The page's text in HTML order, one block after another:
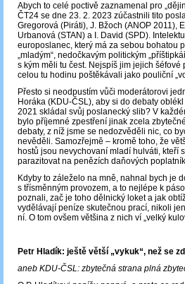
Abych to celé poctivě zaznamenal pro
ČT24 se dne 23. 2. 2023 zúčastnili tito
Gregorová (Piráti), J. Bžoch (ANOP 2011),
Urbanová (STAN) a I. David (SPD).
europoslanec, který má za sebou bohatou
„mladým“, nedočkavým politickým
s kým měli tu čest. Nejspíš jim jejich šéfové
celou tu hodinu poštěkávali jako pouliční
Přesto si neodpustím vůči moderátorovi
Horáka (KDU-ČSL), aby si do debaty
2021 skládal svůj poslanecký slib? V
bylo příjemné zpestření jinak zcela
debaty, z níž jsme se nedozvěděli nic, co
nevěděli. Samozřejmě – kromě toho, že
hostů jsou nevychovaní mladí hulváti, kteří
parazitovat na penězích daňových
Kdyby to záleželo na mně, nahnal bych je
s třísměnným provozem, a to nejlépe k
poznali, zač je toho dělnický loket a jak
vydělávají peníze skutečnou prací, nikoli
ní. O tom ovšem většina z nich ví „velký
Petr Hladík: ještě větší „vykuk“, než se
aneb KDU-ČSL: zbytečná strana plná